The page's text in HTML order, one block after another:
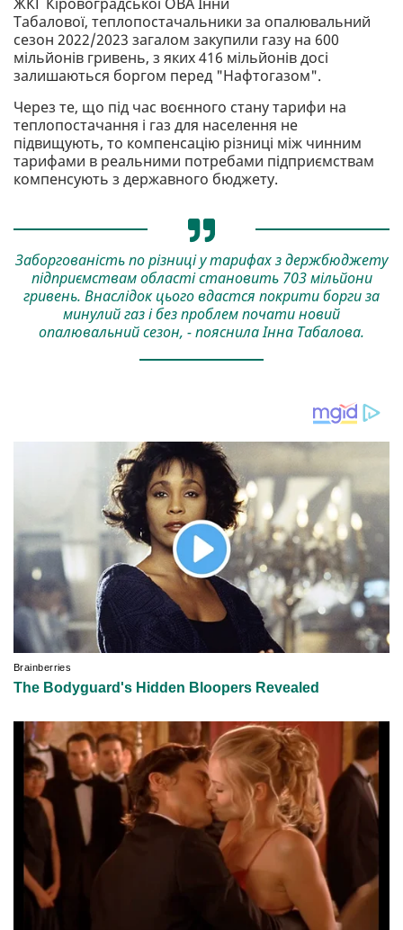
ЖКГ Кіровоградської ОВА Інни
Табалової, теплопостачальники за опалювальний
сезон 2022/2023 загалом закупили газу на 600
мільйонів гривень, з яких 416 мільйонів досі
залишаються боргом перед "Нафтогазом".
Через те, що під час воєнного стану тарифи на
теплопостачання і газ для населення не
підвищують, то компенсацію різниці між чинним
тарифами в реальними потребами підприємствам
компенсують з державного бюджету.
Заборгованість по різниці у тарифах з держбюджету
підприємствам області становить 703 мільйони
гривень. Внаслідок цього вдастся покрити борги за
минулий газ і без проблем почати новий
опалювальний сезон, - пояснила Інна Табалова.